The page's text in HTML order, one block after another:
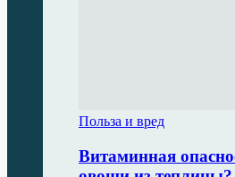
Польза и вред
Витаминная